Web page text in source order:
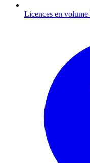
Licences en volume